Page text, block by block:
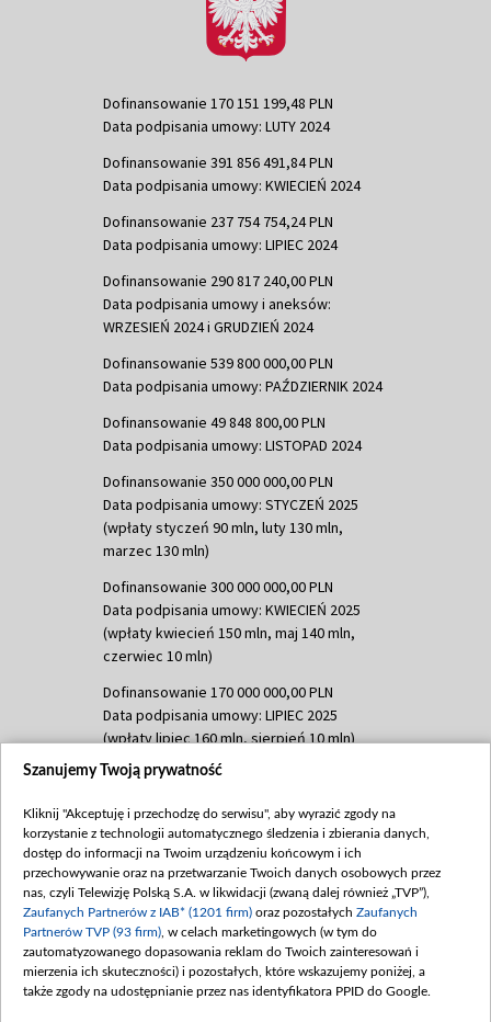
Dofinansowanie 170 151 199,48 PLN
Data podpisania umowy: LUTY 2024
Dofinansowanie 391 856 491,84 PLN
Data podpisania umowy: KWIECIEŃ 2024
Dofinansowanie 237 754 754,24 PLN
Data podpisania umowy: LIPIEC 2024
Dofinansowanie 290 817 240,00 PLN
Data podpisania umowy i aneksów:
WRZESIEŃ 2024 i GRUDZIEŃ 2024
Dofinansowanie 539 800 000,00 PLN
Data podpisania umowy: PAŹDZIERNIK 2024
Dofinansowanie 49 848 800,00 PLN
Data podpisania umowy: LISTOPAD 2024
Dofinansowanie 350 000 000,00 PLN
Data podpisania umowy: STYCZEŃ 2025
(wpłaty styczeń 90 mln, luty 130 mln,
marzec 130 mln)
Dofinansowanie 300 000 000,00 PLN
Data podpisania umowy: KWIECIEŃ 2025
(wpłaty kwiecień 150 mln, maj 140 mln,
czerwiec 10 mln)
Dofinansowanie 170 000 000,00 PLN
Data podpisania umowy: LIPIEC 2025
(wpłaty lipiec 160 mln, sierpień 10 mln)
Dofinansowanie 60 000 000,00 PLN
(wpłata wrzesień 60 mln)
Dofinansowanie 635 783 051,21 PLN
Data podpisania umowy: WRZESIEŃ 2025
(wpłata wrzesień 100 mln, październik 350
mln, listopad 265 mln)
Dofinansowanie 48 862 000,00 PLN
Data podpisania umowy: GRUDZIEŃ 2025
Szanujemy Twoją prywatność
Kliknij "Akceptuję i przechodzę do serwisu", aby wyrazić zgody na
korzystanie z technologii automatycznego śledzenia i zbierania danych,
dostęp do informacji na Twoim urządzeniu końcowym i ich
przechowywanie oraz na przetwarzanie Twoich danych osobowych przez
nas, czyli Telewizję Polską S.A. w likwidacji (zwaną dalej również „TVP”),
Zaufanych Partnerów z IAB* (1201 firm) oraz pozostałych Zaufanych
Partnerów TVP (93 firm) , w celach marketingowych (w tym do
zautomatyzowanego dopasowania reklam do Twoich zainteresowań i
mierzenia ich skuteczności) i pozostałych, które wskazujemy poniżej, a
także zgody na udostępnianie przez nas identyfikatora PPID do Google.